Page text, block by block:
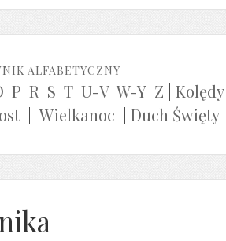
ALFABETYCZNY
P R S T U-V W-Y Z Kolędy|
| Wielkanoc Duch Święty